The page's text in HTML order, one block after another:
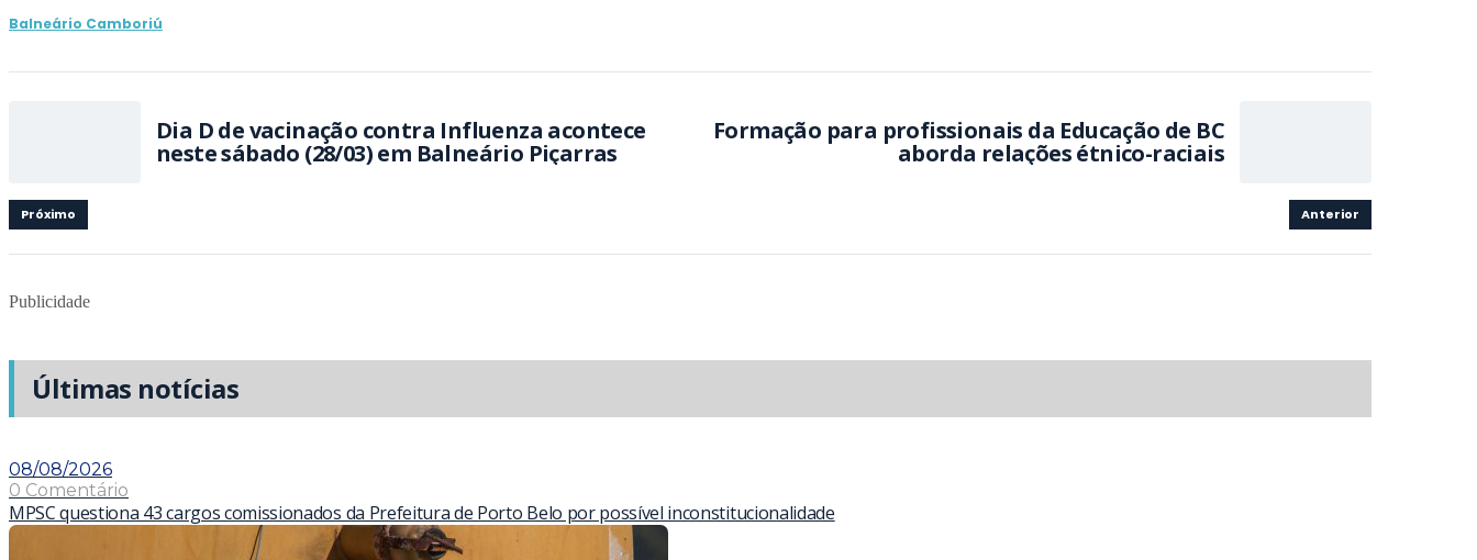
Balneário Camboriú
Dia D de vacinação contra Influenza acontece
neste sábado (28/03) em Balneário Piçarras
Próximo
Formação para profissionais da Educação de BC
aborda relações étnico-raciais
Anterior
Publicidade
Últimas notícias
08/08/2026
0 Comentário
MPSC questiona 43 cargos comissionados da Prefeitura de Porto Belo por possível inconstitucionalidade